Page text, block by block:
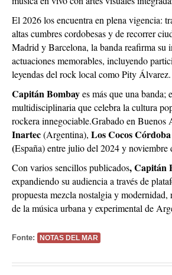
El 2026 los encuentra en plena vigencia:
altas cumbres cordobesas y de recorrer
Madrid y Barcelona, la banda reafirma su
actuaciones memorables, incluyendo
leyendas del rock local como Pity Álvarez.
Capitán Bombayes más que una banda;
multidisciplinaria que celebra la cultura
rockera innegociable.Grabado en Buenos
Inartec(Argentina), Los Cocos Córdoba
(España) entre julio del 2024 y noviembre
Con varios sencillos publicados, Capitán
expandiendo su audiencia a través de
propuesta mezcla nostalgia y
de la música urbana y experimental de
Fonte: NOTAS DEL MAR